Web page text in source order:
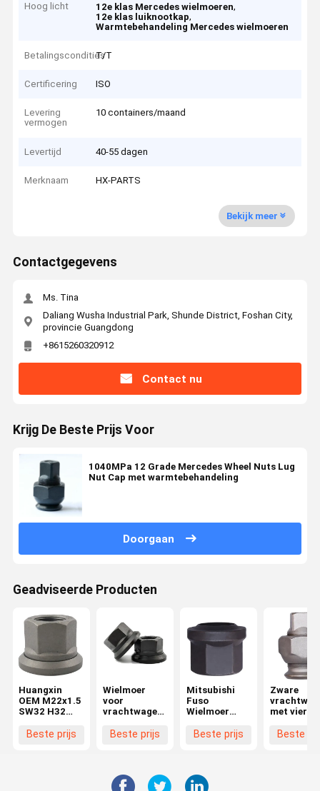
Hoog licht 12e klas Mercedes wielmoeren,
12e klas luiknootkap,
Warmtebehandeling Mercedes wielmoeren
Betalingscondities
T/T
Certificering ISO
Levering
vermogen
10 containers/maand
Levertijd 40-55 dagen
Merknaam HX-PARTS
Bekijk meer
Contactgegevens
Ms. Tina
Daliang Wusha Industrial Park, Shunde District, Foshan City,
provincie Guangdong
+8615260320912
Contact nu
Krijg De Beste Prijs Voor
1040MPa 12 Grade Mercedes Wheel Nuts Lug
Nut Cap met warmtebehandeling
Doorgaan
Geadviseerde Producten
Huangxin
OEM M22x1.5
SW32 H32
Wielmoer
Beste prijs
Wielmoer
voor
vrachtwagen
Beste prijs
Mitsubishi
Fuso
Wielmoer
Hoogwaardige
Wielvervanging
Beste prijs
Zware
met
Beste